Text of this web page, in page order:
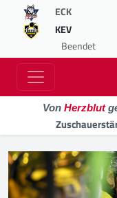
ECK
KEV
Beendet
Von Herzblut